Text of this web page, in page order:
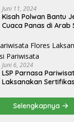
Juni 11, 2024
Kisah Polwan Bantu
Cuaca Panas di Arab
Juni 6, 2024
LSP Parnasa
Laksanakan
Selengkapnya